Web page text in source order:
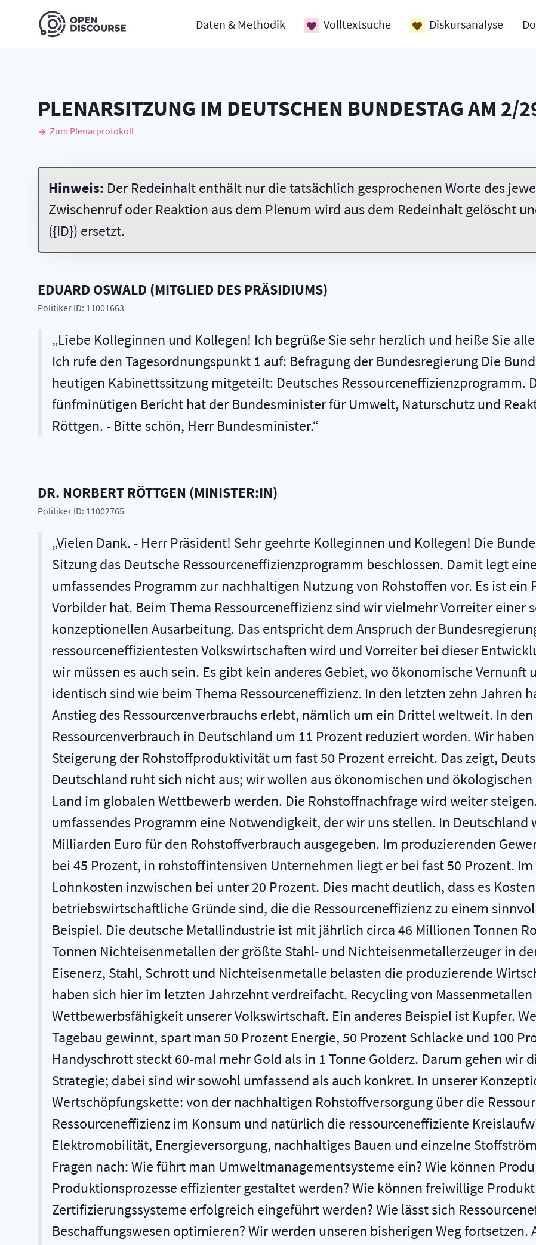
Daten & Methodik Volltextsuche Diskursanalyse
PLENARSITZUNG IM DEUTSCHEN BUNDESTAG AM 2/
Zum Plenarprotokoll
Hinweis: Der Redeinhalt enthält nur die tatsächlich gesprochenen Worte des
Zwischenruf oder Reaktion aus dem Plenum wird aus dem Redeinhalt gelöscht
({ID}) ersetzt.
EDUARD OSWALD (MITGLIED DES PRÄSIDIUMS)
Politiker ID: 11001663
Liebe Kolleginnen und Kollegen! Ich begrüße Sie sehr herzlich und heiße Sie
Ich rufe den Tagesordnungspunkt 1 auf: Befragung der Bundesregierung Die
heutigen Kabinettssitzung mitgeteilt: Deutsches Ressourceneffizienzprogramm.
fünfminütigen Bericht hat der Bundesminister für Umwelt, Naturschutz und
Röttgen. - Bitte schön, Herr Bundesminister.
DR. NORBERTRÖTTGEN (MINISTER:IN)
Politiker ID: 11002765
Vielen Dank. - Herr Präsident! Sehr geehrte Kolleginnen und Kollegen! Die
Sitzung das Deutsche Ressourceneffizienzprogramm beschlossen. Damit legt
umfassendes Programm zur nachhaltigen Nutzung von Rohstoffen vor. Es ist
Vorbilder hat. Beim Thema Ressourceneffizienz sind wir vielmehr Vorreiter einer
konzeptionellen Ausarbeitung. Das entspricht dem Anspruch der
ressourceneffizientesten Volkswirtschaften wird und Vorreiter bei dieser
wir müssen es auch sein. Es gibt kein anderes Gebiet, wo ökonomische
identisch sind wie beim Thema Ressourceneffizienz. In den letzten zehn Jahren
Anstieg des Ressourcenverbrauchs erlebt, nämlich um ein Drittel weltweit. In
Ressourcenverbrauch in Deutschland um 11 Prozent reduziert worden. Wir
Steigerung der Rohstoffproduktivität um fast 50 Prozent erreicht. Das zeigt,
Deutschland ruht sich nicht aus; wir wollen aus ökonomischen und
Land im globalen Wettbewerb werden. Die Rohstoffnachfrage wird weiter
umfassendes Programm eine Notwendigkeit, der wir uns stellen. In
Milliarden Euro für den Rohstoffverbrauch ausgegeben. Im produzierenden
bei 45 Prozent, in rohstoffintensiven Unternehmen liegt er bei fast 50 Prozent.
Lohnkosten inzwischen bei unter 20 Prozent. Dies macht deutlich, dass es
betriebswirtschaftliche Gründe sind, die die Ressourceneffizienz zu einem
Beispiel. Die deutsche Metallindustrie ist mit jährlich circa 46 Millionen Tonnen
Tonnen Nichteisenmetallen der größte Stahl- und Nichteisenmetallerzeuger in
Eisenerz, Stahl, Schrott und Nichteisenmetalle belasten die produzierende
haben sich hier im letzten Jahrzehnt verdreifacht. Recycling von
Wettbewerbsfähigkeit unserer Volkswirtschaft. Ein anderes Beispiel ist Kupfer.
Tagebau gewinnt, spart man 50 Prozent Energie, 50 Prozent Schlacke und 100
Handyschrott steckt 60-mal mehr Gold als in 1 Tonne Golderz. Darum gehen wir
Strategie; dabei sind wir sowohl umfassend als auch konkret. In unserer
Wertschöpfungskette: von der nachhaltigen Rohstoffversorgung über die
Ressourceneffizienz im Konsum und natürlich die ressourceneffiziente
Elektromobilität, Energieversorgung, nachhaltiges Bauen und einzelne
Fragen nach: Wie führt man Umweltmanagementsysteme ein? Wie können
Produktionsprozesse effizienter gestaltet werden? Wie können freiwillige
Zertifizierungssysteme erfolgreich eingeführt werden? Wie lässt sich
Beschaffungswesen optimieren? Wir werden unseren bisherigen Weg